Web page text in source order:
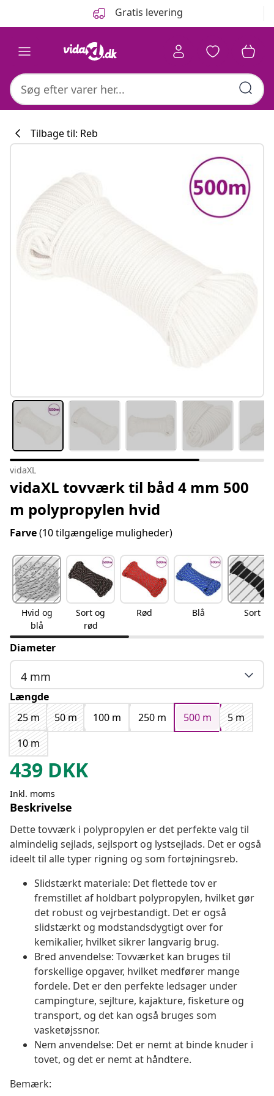
Gratis levering
#sharemevidaxl
Tilbage til: Reb
vidaXL
vidaXL tovværk til båd 4 mm 500
m polypropylen hvid
Farve(10 tilgængelige muligheder)
Hvid og
blå
Sort og
rød
Rød Blå Sort
Diameter
4 mm
Længde
25 m
50 m 100 m 250 m 500 m
5 m
10 m
439 DKK
Inkl. moms
Beskrivelse
Dette tovværk i polypropylen er det perfekte valg til
almindelig sejlads, sejlsport og lystsejlads. Det er også
ideelt til alle typer rigning og som fortøjningsreb.
Slidstærkt materiale: Det flettede tov er
fremstillet af holdbart polypropylen, hvilket gør
det robust og vejrbestandigt. Det er også
slidstærkt og modstandsdygtigt over for
kemikalier, hvilket sikrer langvarig brug.
Bred anvendelse: Tovværket kan bruges til
forskellige opgaver, hvilket medfører mange
fordele. Det er den perfekte ledsager under
campingture, sejlture, kajakture, fisketure og
transport, og det kan også bruges som
vasketøjssnor.
Nem anvendelse: Det er nemt at binde knuder i
tovet, og det er nemt at håndtere.
Bemærk: